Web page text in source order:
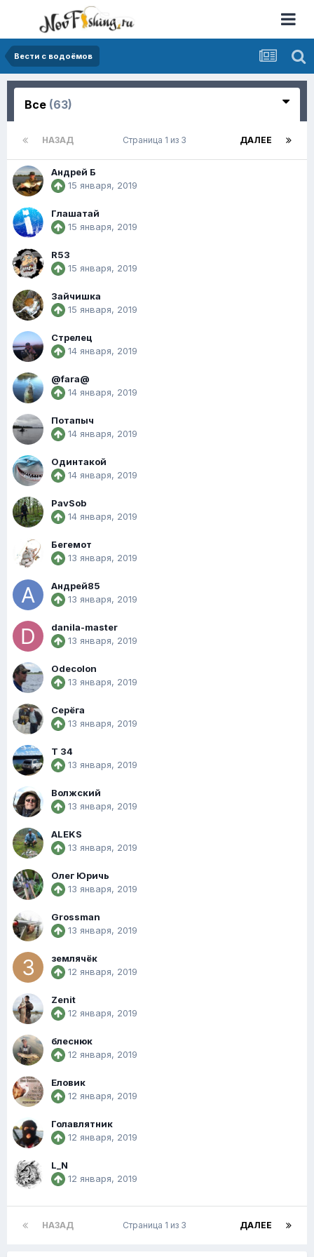
Вести с водоёмов
Все (63)
НАЗАД ДАЛЕЕ
Страница 1 из 3
Андрей Б
15 января, 2019
Глашатай
15 января, 2019
R53
15 января, 2019
Зайчишка
15 января, 2019
Стрелец
14 января, 2019
@fara@
14 января, 2019
Потапыч
14 января, 2019
Одинтакой
14 января, 2019
PavSob
14 января, 2019
Бегемот
13 января, 2019
Андрей85
13 января, 2019
danila-master
13 января, 2019
Odecolon
13 января, 2019
Серёга
13 января, 2019
Т 34
13 января, 2019
Волжский
13 января, 2019
ALEKS
13 января, 2019
Олег Юричь
13 января, 2019
Grossman
13 января, 2019
землячёк
12 января, 2019
Zenit
12 января, 2019
блеснюк
12 января, 2019
Еловик
12 января, 2019
Голавлятник
12 января, 2019
L_N
12 января, 2019
НАЗАД ДАЛЕЕ
Страница 1 из 3